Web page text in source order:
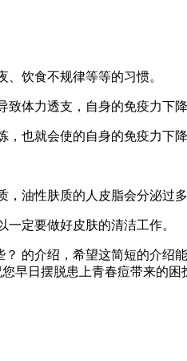
饮食不规律等等的习惯。
体力透支，自身的免疫力下降
也就会使的自身的免疫力下降
油性肤质的人皮脂会分泌过多
定要做好皮肤的清洁工作。
？ 的介绍，希望这简短的介
早日摆脱患上青春痘带来的困